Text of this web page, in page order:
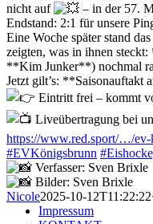
nicht auf
– in der 57.
Endstand: 2:1 für unsere
Eine Woche später stand
zeigten, was in ihnen
**Kim Junker**) nochmal
Jetzt gilt’s: **Saisonauftakt
Eintritt frei – kommt
Liveübertragung bei
https://www.red.sport/…/
#EVKönigsbrunn
Verfasser: Sven Brixle
Bilder: Sven Brixle
Nicole2025-10-
Impressum